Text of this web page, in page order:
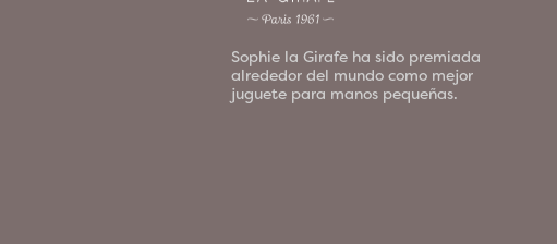
Sophie la Girafe ha sido premiada
alrededor del mundo como mejor
juguete para manos pequeñas.